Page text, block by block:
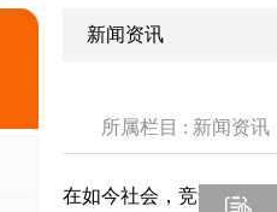
新闻资讯
所属栏目 : 新闻资讯
在如今社会，竞争加剧